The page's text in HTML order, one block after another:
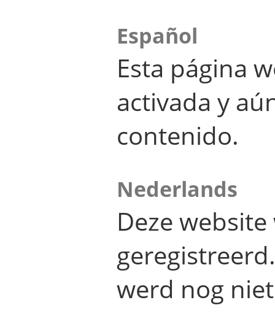
Español
Esta página
activada y
contenido.
Nederlands
Deze
werd nog